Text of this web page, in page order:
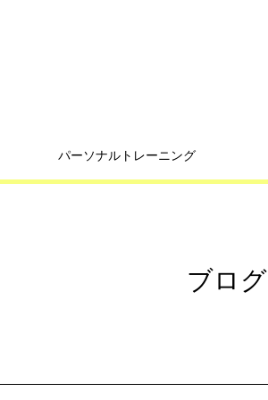
パーソナルトレーニング
ブログ